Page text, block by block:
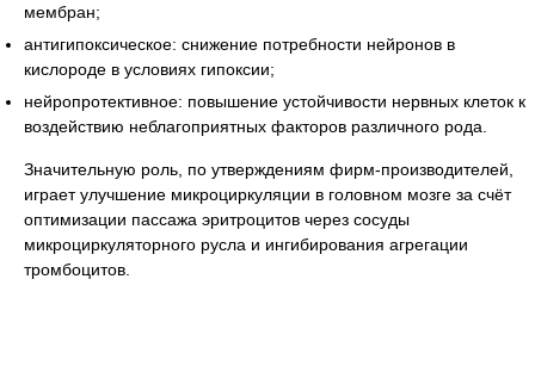
мембран;
антигипоксическое: снижение потребности нейронов в
кислороде в условиях гипоксии;
нейропротективное: повышение устойчивости нервных клеток к
воздействию неблагоприятных факторов различного рода.
Значительную роль, по утверждениям фирм-производителей,
играет улучшение микроциркуляции в головном мозге за счёт
оптимизации пассажа эритроцитов через сосуды
микроциркуляторного русла и ингибирования агрегации
тромбоцитов.